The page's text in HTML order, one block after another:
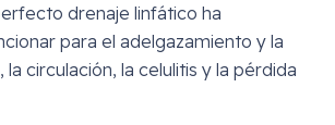
drenaje linfático ha
para el adelgazamiento y la
circulación, la celulitis y la pérdida